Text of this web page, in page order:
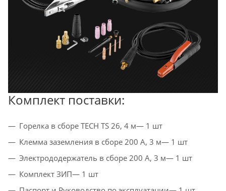
Комплект поставки:
Горелка в сборе TECH TS 26, 4 м— 1 шт
Клемма заземления в сборе 200 А, 3 м— 1 шт
Электрододержатель в сборе 200 А, 3 м— 1 шт
Комплект ЗИП— 1 шт